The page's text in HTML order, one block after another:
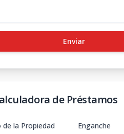
Enviar
de Préstamos
de la Propiedad Enganche